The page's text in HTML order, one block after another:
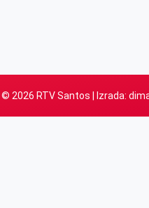
2026 RTV Santos | Izrada: